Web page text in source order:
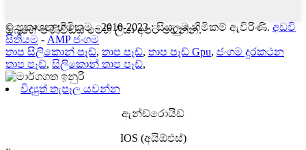
ඔබගේ පණිවිඩය මෙහි ලියා අපට එවන්න.
© ප්‍රකාශන හිමිකම - 2010-2023 : සියලුම හිමිකම් ඇවිරිණි. අඩවි
සිතියම - AMP ජංගම
තාප සිලිකොන් පෑඩ්, තාප පෑඩ්, තාප පෑඩ් Gpu, ජංගම දුරකථන
තාප පෑඩ්, සිලිකොන් තාප පෑඩ්,
විද්‍යුත් තැපෑල යවන්න
ඇන්ඩ්රොයිඩ්
IOS (අයිඕඑස්)